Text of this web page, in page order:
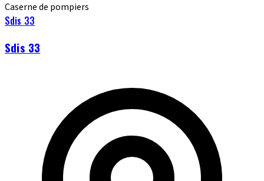
Caserne de pompiers
Sdis 33
Sdis 33